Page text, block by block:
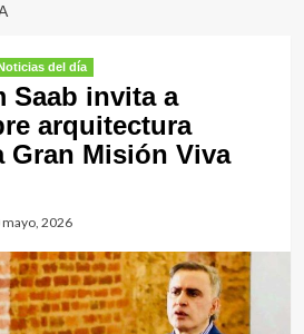
del día
Saab invita a
arquitectura
Gran Misión Viva
mayo, 2026